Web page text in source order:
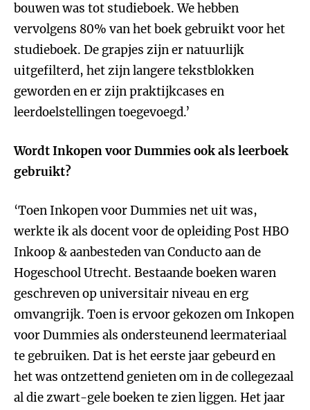
bouwen was tot studieboek. We hebben
vervolgens 80% van het boek gebruikt voor het
studieboek. De grapjes zijn er natuurlijk
uitgefilterd, het zijn langere tekstblokken
geworden en er zijn praktijkcases en
leerdoelstellingen toegevoegd.’
Wordt Inkopen voor Dummies ook als leerboek
gebruikt?
‘Toen Inkopen voor Dummies net uit was,
werkte ik als docent voor de opleiding Post HBO
Inkoop & aanbesteden van Conducto aan de
Hogeschool Utrecht. Bestaande boeken waren
geschreven op universitair niveau en erg
omvangrijk. Toen is ervoor gekozen om Inkopen
voor Dummies als ondersteunend leermateriaal
te gebruiken. Dat is het eerste jaar gebeurd en
het was ontzettend genieten om in de collegezaal
al die zwart-gele boeken te zien liggen. Het jaar